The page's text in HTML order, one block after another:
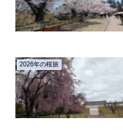
2026年の桜旅